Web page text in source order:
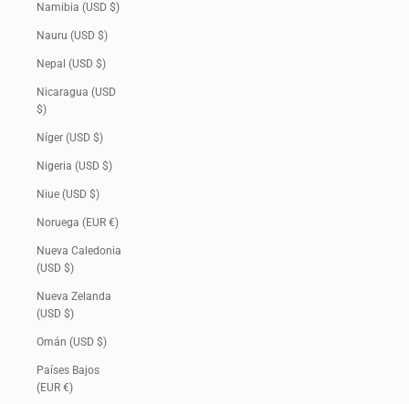
Namibia (USD $)
Nauru (USD $)
Nepal (USD $)
Nicaragua (USD
$)
Níger (USD $)
Nigeria (USD $)
Niue (USD $)
Noruega (EUR €)
Nueva Caledonia
(USD $)
Nueva Zelanda
(USD $)
Omán (USD $)
Países Bajos
(EUR €)